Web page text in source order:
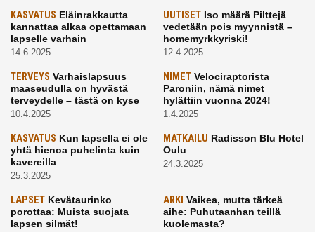
KASVATUS Eläinrakkautta
kannattaa alkaa opettamaan
lapselle varhain
14.6.2025
UUTISETIso määrä Pilttejä
vedetään pois myynnistä –
homemyrkkyriski!
12.4.2025
TERVEYS Varhaislapsuus
maaseudulla on hyvästä
terveydelle – tästä on kyse
10.4.2025
NIMETVelociraptorista
Paroniin, nämä nimet
hylättiin vuonna 2024!
1.4.2025
KASVATUS Kun lapsella ei ole
yhtä hienoa puhelinta kuin
kavereilla
25.3.2025
MATKAILU Radisson Blu Hotel
Oulu
24.3.2025
LAPSET Kevätaurinko
porottaa: Muista suojata
lapsen silmät!
ARKI Vaikea, mutta tärkeä
aihe: Puhutaanhan teillä
kuolemasta?